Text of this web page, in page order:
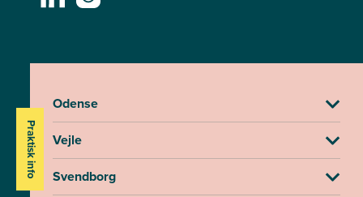
Praktisk info
Odense
Vejle
Svendborg